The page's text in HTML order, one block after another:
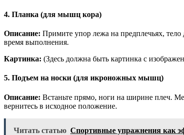
4. Планка (для мышц кора)
Описание: Примите упор лежа на предплечьях,
время выполнения.
Картинка: (Здесь должна быть картинка с
5. Подъем на носки (для икроножных мышц)
Описание: Встаньте прямо, ноги на ширине плеч.
вернитесь в исходное положение.
Читать статью Спортивные упражнения как